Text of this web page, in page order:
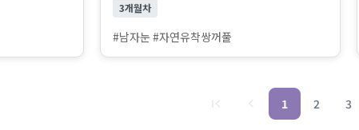
3개월차
#남자눈 #자연유착쌍꺼풀
1 2 3